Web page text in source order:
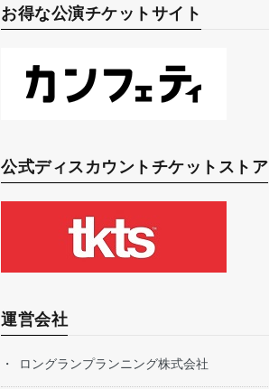
お得な公演チケットサイト
公式ディスカウントチケットストア
運営会社
ロングランプランニング株式会社